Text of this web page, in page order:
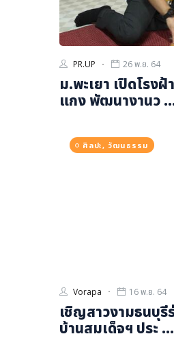
PR.UP 26 พ.ย. 64
ม.พะเยา เปิดโรง
แกง พัฒนางานว
ศิลปะ, วัฒนธรรม
Vorapa 16 พ.ย. 64
เชิญสาวงามธนบุรี
บ้านสมเด็จฯ ประ ...